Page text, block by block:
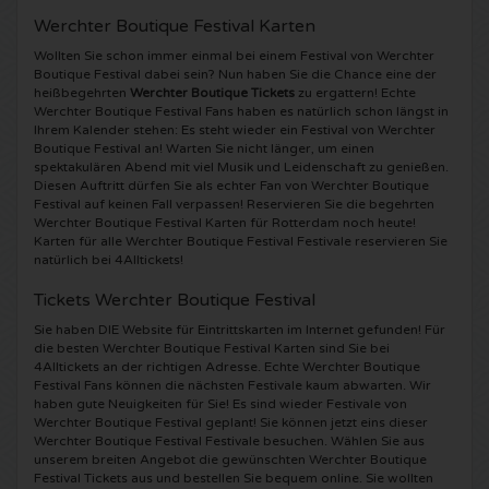
5 Seconds of Summer Karten
Simple Minds Karten
Toto Karten
UB 40 Karten
De Amsterdamse Zomer karten
Normaal Karten
Louis Tomlinson Karten
Tom Jones Karten
Ed Sheeran Karten
Pinkpop karten
Dance Valley Karten
Intents Karten
Valhalla Karten
OH MY Karten
Kralingse Bos Festival
WOO HAH Karten
Free Your Mind Festival Karten
Strafwerk Karten
Hardcore4life Karten
Shockerz Karten
Swedish House Mafia Karten
Charlotte de Witte Karten
Verknipt Karten
DLDK Karten
Above Beyond Karten
Werchter Boutique Festival Karten
Wollten Sie schon immer einmal bei einem Festival von Werchter
Boutique Festival dabei sein? Nun haben Sie die Chance eine der
heißbegehrten Werchter Boutique Tickets zu ergattern! Echte
Werchter Boutique Festival Fans haben es natürlich schon längst in
Ihrem Kalender stehen: Es steht wieder ein Festival von Werchter
Boutique Festival an! Warten Sie nicht länger, um einen
spektakulären Abend mit viel Musik und Leidenschaft zu genießen.
Diesen Auftritt dürfen Sie als echter Fan von Werchter Boutique
Festival auf keinen Fall verpassen! Reservieren Sie die begehrten
Werchter Boutique Festival Karten für Rotterdam noch heute!
Karten für alle Werchter Boutique Festival Festivale reservieren Sie
natürlich bei 4Alltickets!
Tickets Werchter Boutique Festival
Sie haben DIE Website für Eintrittskarten im Internet gefunden! Für
die besten Werchter Boutique Festival Karten sind Sie bei
4Alltickets an der richtigen Adresse. Echte Werchter Boutique
Festival Fans können die nächsten Festivale kaum abwarten. Wir
haben gute Neuigkeiten für Sie! Es sind wieder Festivale von
Werchter Boutique Festival geplant! Sie können jetzt eins dieser
Werchter Boutique Festival Festivale besuchen. Wählen Sie aus
unserem breiten Angebot die gewünschten Werchter Boutique
Festival Tickets aus und bestellen Sie bequem online. Sie wollten